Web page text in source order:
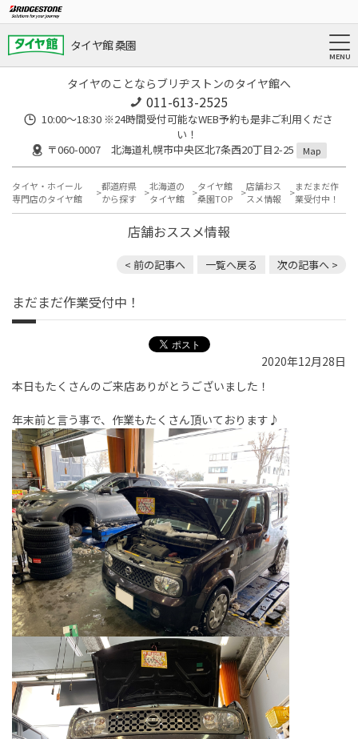
タイヤ館 桑園
タイヤのことならブリヂストンのタイヤ館へ
011-613-2525
10:00～18:30 ※24時間受付可能なWEB予約も是非ご利用くださ
い！
〒060-0007 北海道札幌市中央区北7条西20丁目2-25
Map
タイヤ・ホイール
専門店のタイヤ館
都道府県
から探す
北海道の
タイヤ館
タイヤ館
桑園TOP
店舗おス
スメ情報
まだまだ作
業受付中！
店舗おススメ情報
< 前の記事へ 一覧へ戻る 次の記事へ >
まだまだ作業受付中！
2020年12月28日
本日もたくさんのご来店ありがとうございました！
年末前と言う事で、作業もたくさん頂いております♪